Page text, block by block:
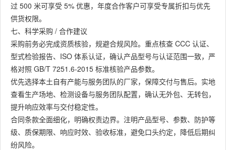
过 500 米可享受 5% 优惠，年度合作客户可享受专属折扣与优先
供货权限。
七、科学采购 / 合作建议
采购前务必完成资质核验，规避合规风险。重点核查 CCC 认证、
型式检验报告、ISO 体系认证，确认产品型号与认证范围一致，严
格对照 GB/T 7251.6-2015 标准核验产品参数。
优先选择本土自有产能与服务团队的厂家，保障交付与售后。实地
查看生产场地、检测设备与服务团队配置，确认无外包、无转包，
提升响应效率与交付稳定性。
合同条款全面细化，明确权责边界。注明产品型号、参数、防护等
级、质保期限、响应时效、验收标准，避免口头约定，降低后期纠
纷风险。